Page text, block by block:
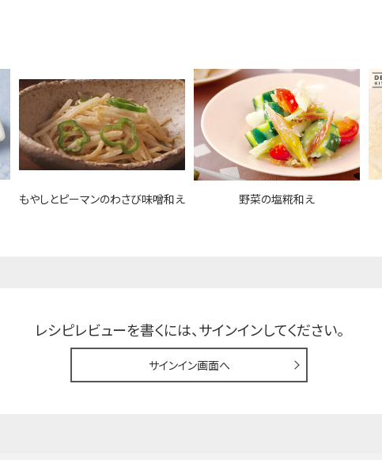
もやしとピーマンのわさび味噌和え 野菜の塩糀和え
レシピレビューを書くには、サインインしてください。
サインイン画面へ